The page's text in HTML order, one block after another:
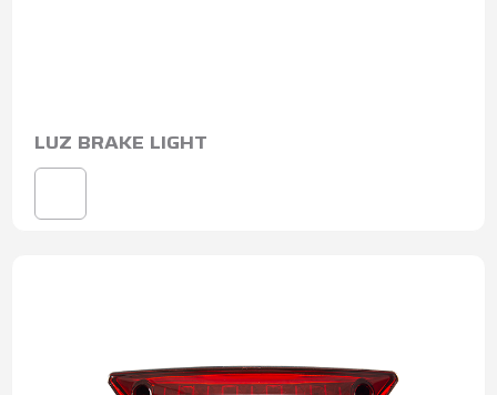
LUZ BRAKE LIGHT